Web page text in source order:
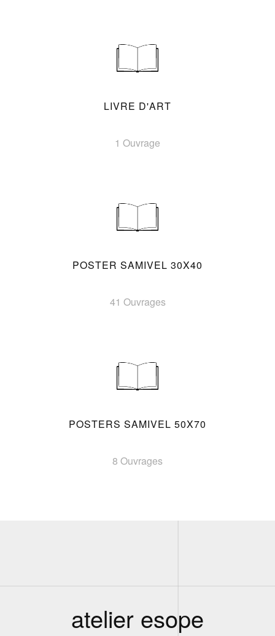
LIVRE D'ART
1 Ouvrage
POSTER SAMIVEL 30X40
41 Ouvrages
POSTERS SAMIVEL 50X70
8 Ouvrages
atelier esope